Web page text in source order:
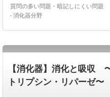
質問の多い問題・暗記しにくい問題
- 消化器分野
【消化器】消化と吸収
トリプシン・リパーゼ〜